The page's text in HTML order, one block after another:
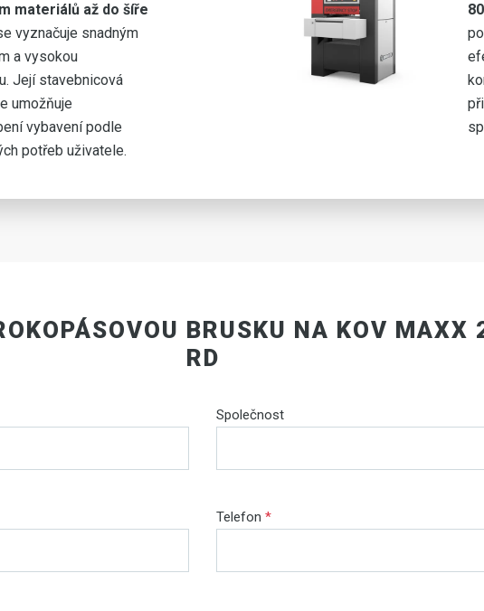
materiálů až do šíře
vyznačuje snadným
a vysokou
Její stavebnicová
umožňuje
vybavení podle
potřeb uživatele.
BRUSKU NA KOV MAXX
RD
Společnost
Telefon *